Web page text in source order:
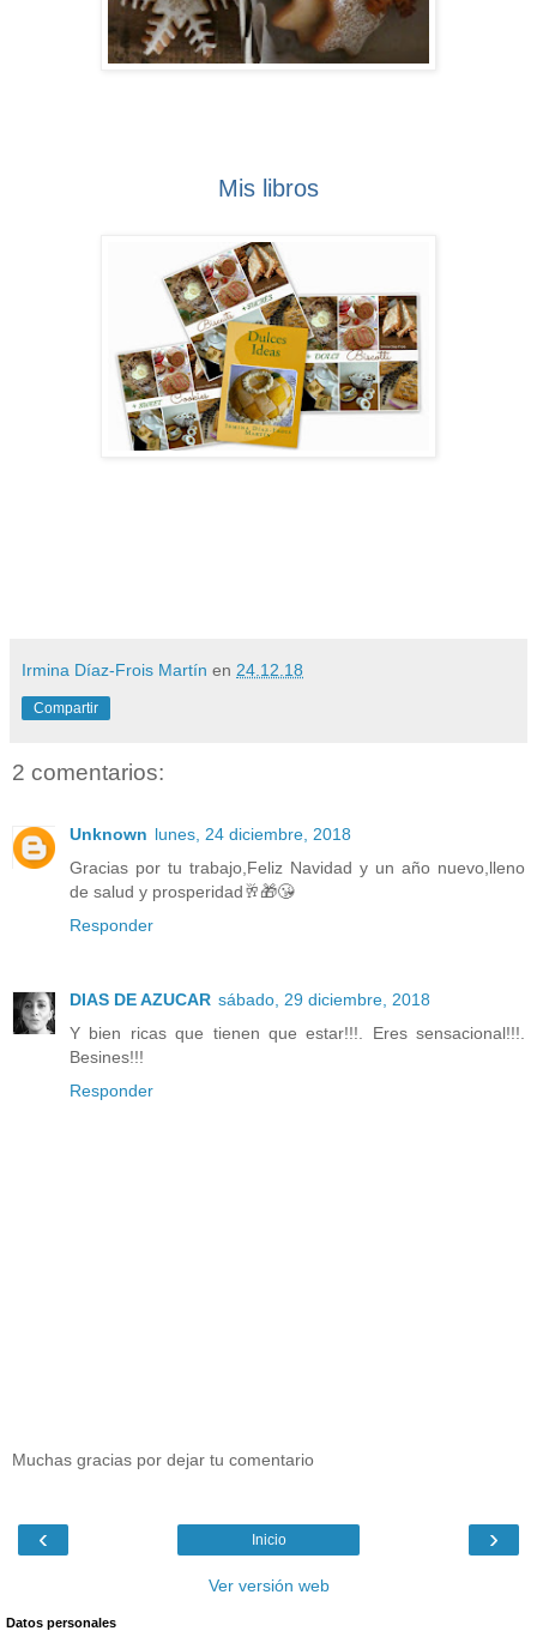
Mis libros
Irmina Díaz-Frois Martín en 24.12.18
Compartir
2 comentarios:
Unknown lunes, 24 diciembre, 2018
Gracias por tu trabajo,Feliz Navidad y un año nuevo,lleno
de salud y prosperidad🥂🎁😘
Responder
DIAS DE AZUCAR sábado, 29 diciembre, 2018
Y bien ricas que tienen que estar!!!. Eres sensacional!!!.
Besines!!!
Responder
Muchas gracias por dejar tu comentario
‹ ›
Inicio
Ver versión web
Datos personales